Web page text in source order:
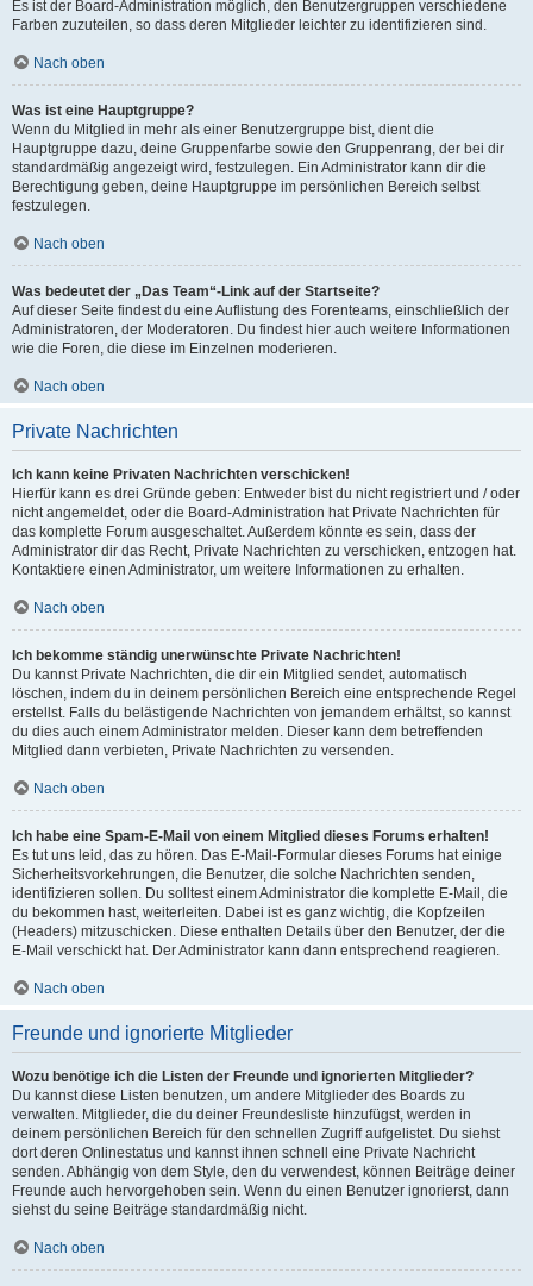
Es ist der Board-Administration möglich, den Benutzergruppen verschiedene
Farben zuzuteilen, so dass deren Mitglieder leichter zu identifizieren sind.
Nach oben
Was ist eine Hauptgruppe?
Wenn du Mitglied in mehr als einer Benutzergruppe bist, dient die
Hauptgruppe dazu, deine Gruppenfarbe sowie den Gruppenrang, der bei dir
standardmäßig angezeigt wird, festzulegen. Ein Administrator kann dir die
Berechtigung geben, deine Hauptgruppe im persönlichen Bereich selbst
festzulegen.
Nach oben
Was bedeutet der „Das Team“-Link auf der Startseite?
Auf dieser Seite findest du eine Auflistung des Forenteams, einschließlich der
Administratoren, der Moderatoren. Du findest hier auch weitere Informationen
wie die Foren, die diese im Einzelnen moderieren.
Nach oben
Private Nachrichten
Ich kann keine Privaten Nachrichten verschicken!
Hierfür kann es drei Gründe geben: Entweder bist du nicht registriert und / oder
nicht angemeldet, oder die Board-Administration hat Private Nachrichten für
das komplette Forum ausgeschaltet. Außerdem könnte es sein, dass der
Administrator dir das Recht, Private Nachrichten zu verschicken, entzogen hat.
Kontaktiere einen Administrator, um weitere Informationen zu erhalten.
Nach oben
Ich bekomme ständig unerwünschte Private Nachrichten!
Du kannst Private Nachrichten, die dir ein Mitglied sendet, automatisch
löschen, indem du in deinem persönlichen Bereich eine entsprechende Regel
erstellst. Falls du belästigende Nachrichten von jemandem erhältst, so kannst
du dies auch einem Administrator melden. Dieser kann dem betreffenden
Mitglied dann verbieten, Private Nachrichten zu versenden.
Nach oben
Ich habe eine Spam-E-Mail von einem Mitglied dieses Forums erhalten!
Es tut uns leid, das zu hören. Das E-Mail-Formular dieses Forums hat einige
Sicherheitsvorkehrungen, die Benutzer, die solche Nachrichten senden,
identifizieren sollen. Du solltest einem Administrator die komplette E-Mail, die
du bekommen hast, weiterleiten. Dabei ist es ganz wichtig, die Kopfzeilen
(Headers) mitzuschicken. Diese enthalten Details über den Benutzer, der die
E-Mail verschickt hat. Der Administrator kann dann entsprechend reagieren.
Nach oben
Freunde und ignorierte Mitglieder
Wozu benötige ich die Listen der Freunde und ignorierten Mitglieder?
Du kannst diese Listen benutzen, um andere Mitglieder des Boards zu
verwalten. Mitglieder, die du deiner Freundesliste hinzufügst, werden in
deinem persönlichen Bereich für den schnellen Zugriff aufgelistet. Du siehst
dort deren Onlinestatus und kannst ihnen schnell eine Private Nachricht
senden. Abhängig von dem Style, den du verwendest, können Beiträge deiner
Freunde auch hervorgehoben sein. Wenn du einen Benutzer ignorierst, dann
siehst du seine Beiträge standardmäßig nicht.
Nach oben